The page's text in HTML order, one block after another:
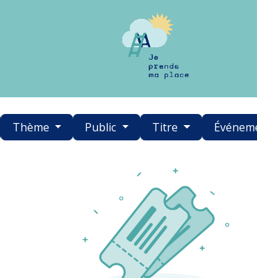
Thème Public Titre